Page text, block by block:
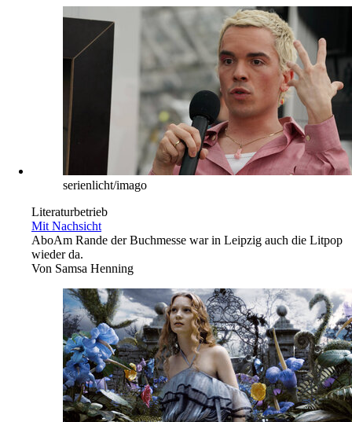
serienlicht/imago
Literaturbetrieb
Mit Nachsicht
AboAm Rande der Buchmesse war in Leipzig auch die Litpop
wieder da.
Von Samsa Henning